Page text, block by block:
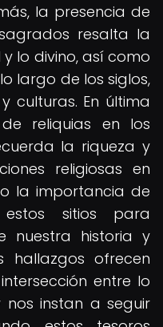
la presencia de
resalta la
lo divino, así como
largo de los siglos,
culturas. En última
reliquias en los
la riqueza y
religiosas en
la importancia de
sitios para
nuestra historia y
hallazgos ofrecen
entre lo
instan a seguir